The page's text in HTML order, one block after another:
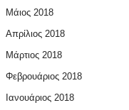
Μάιος 2018
Απρίλιος 2018
Μάρτιος 2018
Φεβρουάριος 2018
Ιανουάριος 2018